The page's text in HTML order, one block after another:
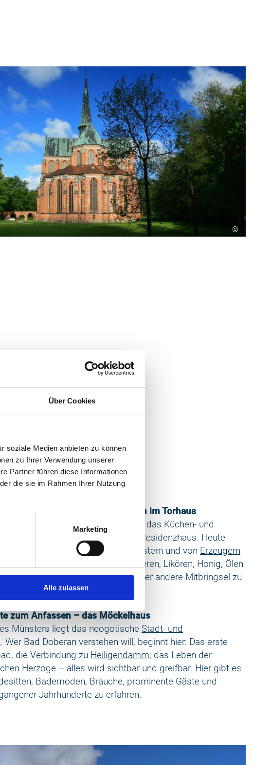
Über Cookies
soziale Medien anbieten zu können
zu Ihrer Verwendung unserer
Partner führen diese Informationen
die sie im Rahmen Ihrer Nutzung
Marketing
Alle zulassen
©
Mitnehmen – der Klosterladen im Torhaus
Westtor des Klostergeländes war das Küchen- und
zum benachbarten herzoglichen Residenzhaus. Heute
durch Produkte aus Klöstern und von Erzeugern
Dank der großen Vielfalt an Bieren, Likören, Honig, Ölen
Produkten, ist das ein oder andere Mitbringsel zu
zum Anfassen – das Möckelhaus
Münsters liegt das neogotische Stadt- und
. Wer Bad Doberan verstehen will, beginnt hier: Das erste
die Verbindung zu Heiligendamm, das Leben der
Herzöge – alles wird sichtbar und greifbar. Hier gibt es
Bademoden, Bräuche, prominente Gäste und
Jahrhunderte zu erfahren.